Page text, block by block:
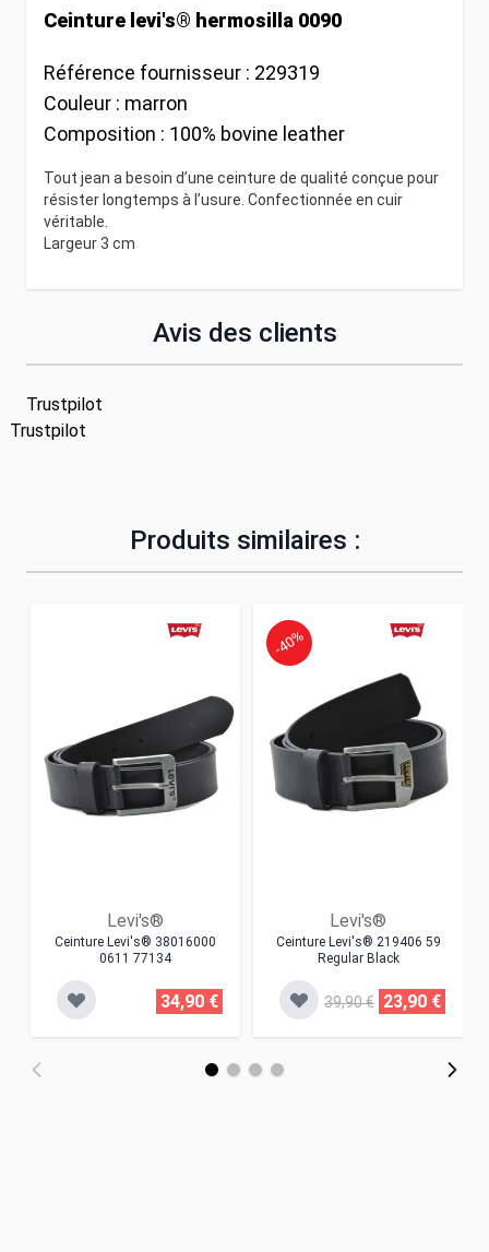
Ceinture levi's® hermosilla 0090
Référence fournisseur : 229319
Couleur : marron
Composition : 100% bovine leather
Tout jean a besoin d’une ceinture de qualité conçue pour
résister longtemps à l’usure. Confectionnée en cuir
véritable.
Largeur 3 cm
Avis des clients
Trustpilot
Trustpilot
Produits similaires :
Levi's®
Ceinture Levi's® 38016000
0611 77134
34,90 €
Levi's®
Ceinture Levi's® 219406 59
Regular Black
-40%
39,90 € 23,90 €